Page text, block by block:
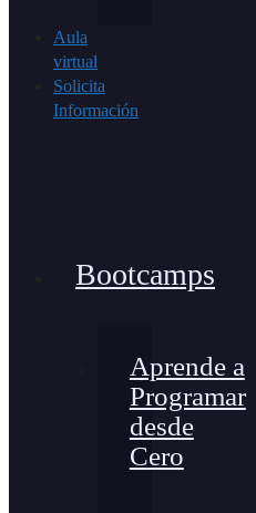
Aula
virtual
Solicita
Información
Bootcamps
Aprende a
Programar
desde
Cero